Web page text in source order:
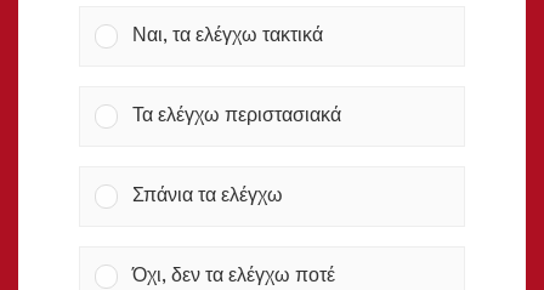
Ναι, τα ελέγχω τακτικά
Τα ελέγχω περιστασιακά
Σπάνια τα ελέγχω
Όχι, δεν τα ελέγχω ποτέ